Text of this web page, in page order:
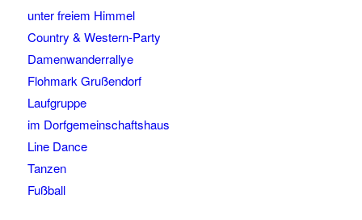
unter freiem Himmel
Country & Western-Party
Damenwanderrallye
Flohmark Grußendorf
Laufgruppe
im Dorfgemeinschaftshaus
Line Dance
Tanzen
Fußball